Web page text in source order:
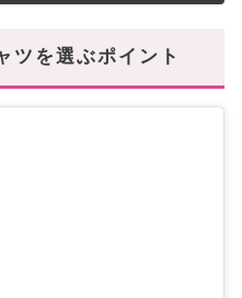
ツを選ぶポイント